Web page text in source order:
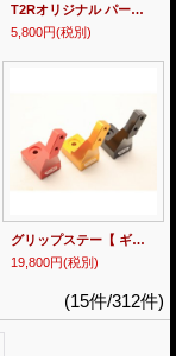
T2Rオリジナル パーカー [ 2024 ]
5,800円(税別)
グリップステー【 ギアーズ用 】
19,800円(税別)
(15件/312件)